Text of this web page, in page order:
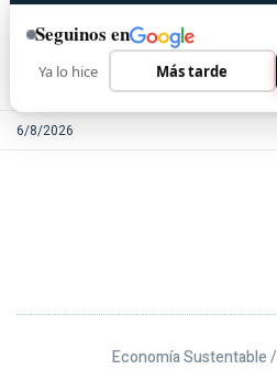
6/8/2026
Economía Sustentable /
Seguinos en
Ya lo hice Más tarde